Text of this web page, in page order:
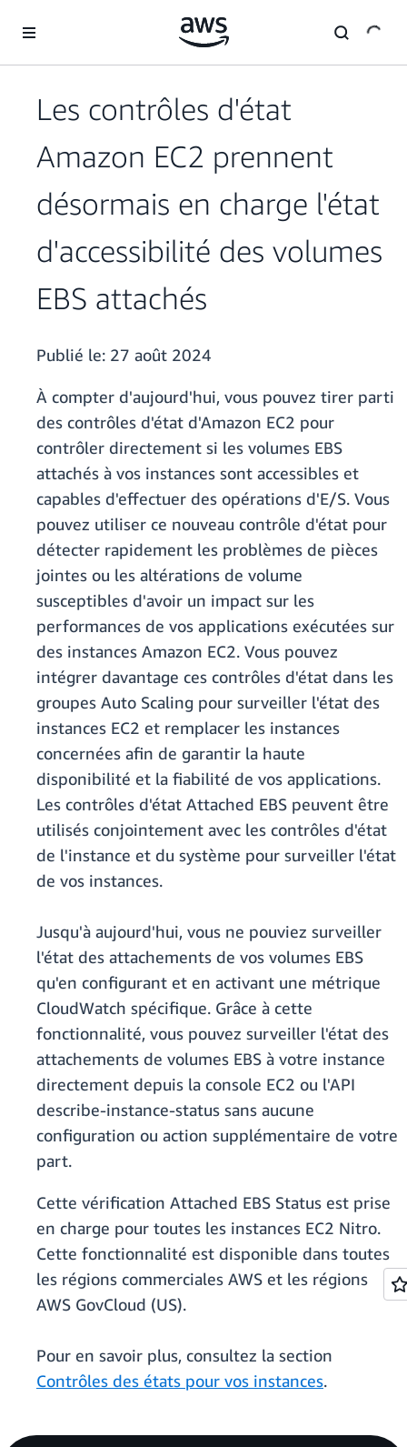
Les contrôles d'état
Amazon EC2 prennent
désormais en charge l'état
d'accessibilité des volumes
EBS attachés
Publié le: 27 août 2024
À compter d'aujourd'hui, vous pouvez tirer parti
des contrôles d'état d'Amazon EC2 pour
contrôler directement si les volumes EBS
attachés à vos instances sont accessibles et
capables d'effectuer des opérations d'E/S. Vous
pouvez utiliser ce nouveau contrôle d'état pour
détecter rapidement les problèmes de pièces
jointes ou les altérations de volume
susceptibles d'avoir un impact sur les
performances de vos applications exécutées sur
des instances Amazon EC2. Vous pouvez
intégrer davantage ces contrôles d'état dans les
groupes Auto Scaling pour surveiller l'état des
instances EC2 et remplacer les instances
concernées afin de garantir la haute
disponibilité et la fiabilité de vos applications.
Les contrôles d'état Attached EBS peuvent être
utilisés conjointement avec les contrôles d'état
de l'instance et du système pour surveiller l'état
de vos instances.
Jusqu'à aujourd'hui, vous ne pouviez surveiller
l'état des attachements de vos volumes EBS
qu'en configurant et en activant une métrique
CloudWatch spécifique. Grâce à cette
fonctionnalité, vous pouvez surveiller l'état des
attachements de volumes EBS à votre instance
directement depuis la console EC2 ou l'API
describe-instance-status sans aucune
configuration ou action supplémentaire de votre
part.
Cette vérification Attached EBS Status est prise
en charge pour toutes les instances EC2 Nitro.
Cette fonctionnalité est disponible dans toutes
les régions commerciales AWS et les régions
AWS GovCloud (US).
Pour en savoir plus, consultez la section
Contrôles des états pour vos instances.